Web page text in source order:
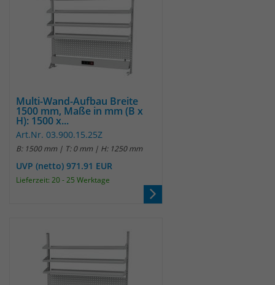
Multi-Wand-Aufbau Breite
1500 mm, Maße in mm (B x
H): 1500 x...
Art.Nr. 03.900.15.25Z
B: 1500 mm | T: 0 mm | H: 1250 mm
UVP (netto) 971.91 EUR
Lieferzeit: 20 - 25 Werktage